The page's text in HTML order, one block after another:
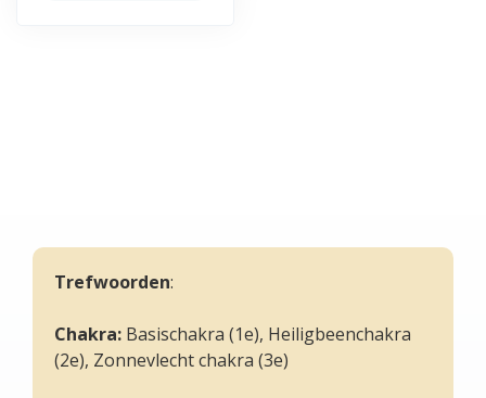
Trefwoorden:
Chakra: Basischakra (1e), Heiligbeenchakra
(2e), Zonnevlecht chakra (3e)